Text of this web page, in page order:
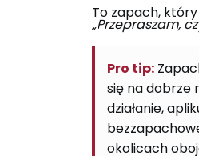
To zapach,
„Przepraszam,
Pro tip:
się na dobrze
działanie,
okolicach